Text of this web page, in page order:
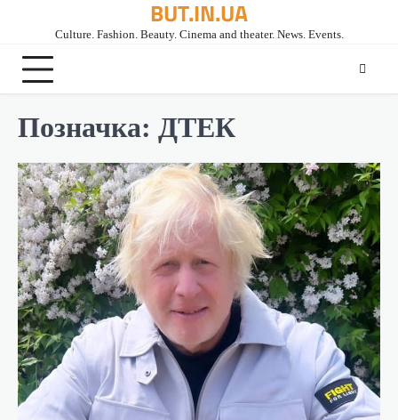
BUT.IN.UA
Culture. Fashion. Beauty. Cinema and theater. News. Events.
Позначка: ДТЕК